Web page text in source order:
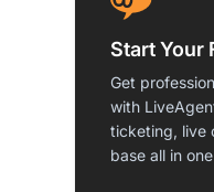
Start Your
Get
with
ticketing, live
base all in